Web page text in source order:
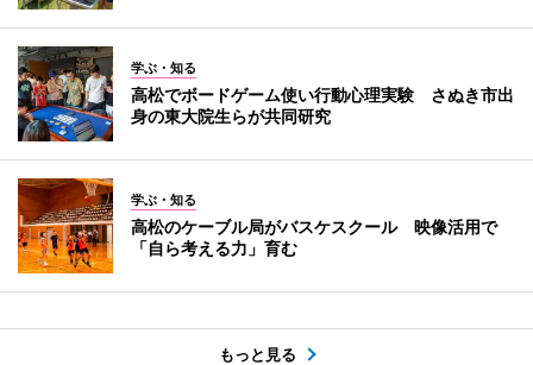
学ぶ・知る
高松でボードゲーム使い行動心理実験 さぬき市出
身の東大院生らが共同研究
学ぶ・知る
高松のケーブル局がバスケスクール 映像活用で
「自ら考える力」育む
もっと見る